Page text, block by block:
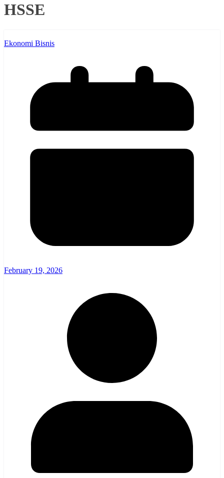
HSSE
Ekonomi Bisnis
February 19, 2026